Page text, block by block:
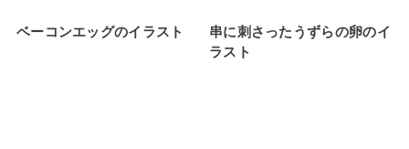
ベーコンエッグのイラスト
串に刺さったうずらの卵のイ
ラスト